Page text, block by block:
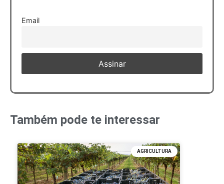
Email
Também pode te interessar
AGRICULTURA